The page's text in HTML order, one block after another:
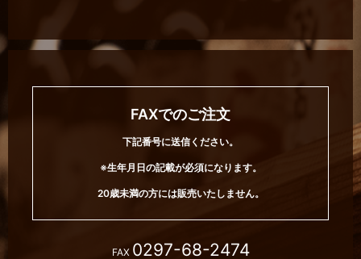
FAXでのご注文
下記番号に送信ください。
※生年月日の記載が必須になります。
20歳未満の方には販売いたしません。
FAX 0297-68-2474